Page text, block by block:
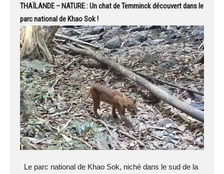
THAÏLANDE – NATURE : Un chat de Temminck découvert dans le
parc national de Khao Sok !
Le parc national de Khao Sok, niché dans le sud de la